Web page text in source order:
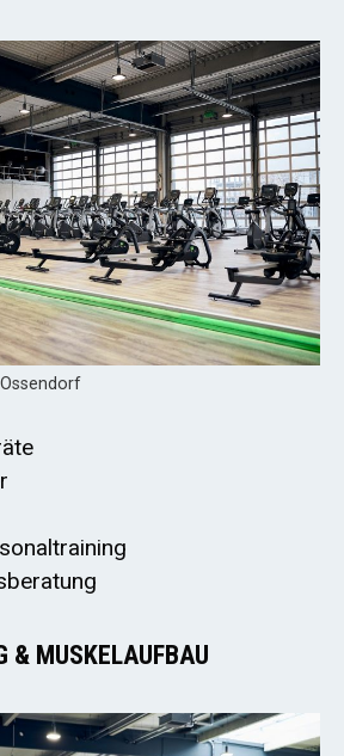
& MUSKELAUFBAU